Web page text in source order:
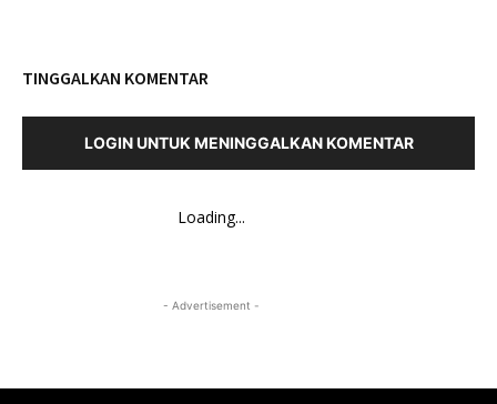
TINGGALKAN KOMENTAR
LOGIN UNTUK MENINGGALKAN KOMENTAR
Loading...
- Advertisement -